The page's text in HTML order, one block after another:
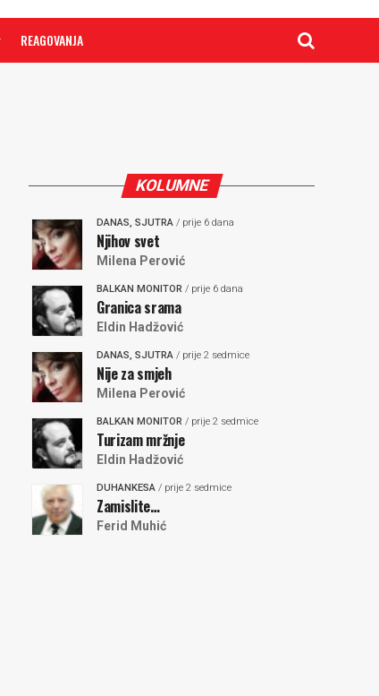
REAGOVANJA
KOLUMNE
DANAS, SJUTRA / prije 6 dana
Njihov svet
Milena Perović
BALKAN MONITOR / prije 6 dana
Granica srama
Eldin Hadžović
DANAS, SJUTRA / prije 2 sedmice
Nije za smjeh
Milena Perović
BALKAN MONITOR / prije 2 sedmice
Turizam mržnje
Eldin Hadžović
DUHANKESA / prije 2 sedmice
Zamislite…
Ferid Muhić